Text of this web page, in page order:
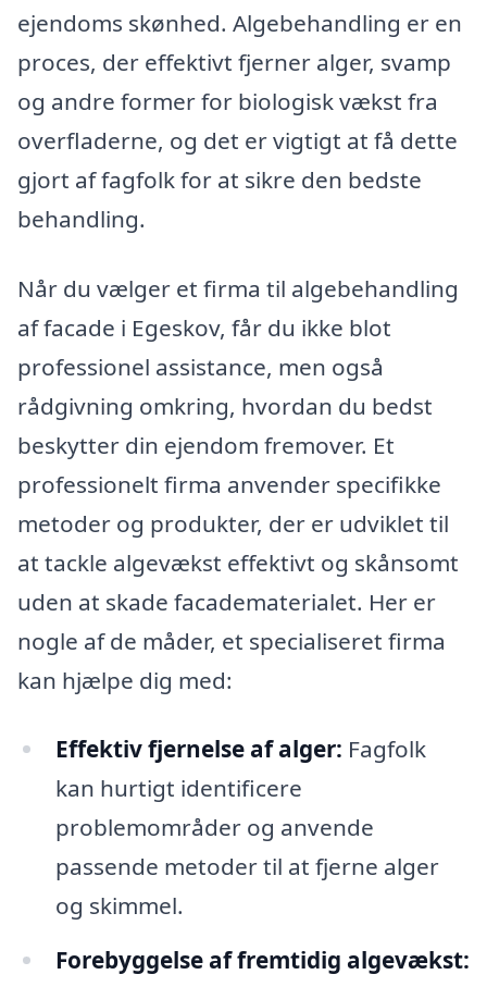
ejendoms skønhed. Algebehandling er en
proces, der effektivt fjerner alger, svamp
og andre former for biologisk vækst fra
overfladerne, og det er vigtigt at få dette
gjort af fagfolk for at sikre den bedste
behandling.
Når du vælger et firma til algebehandling
af facade i Egeskov, får du ikke blot
professionel assistance, men også
rådgivning omkring, hvordan du bedst
beskytter din ejendom fremover. Et
professionelt firma anvender specifikke
metoder og produkter, der er udviklet til
at tackle algevækst effektivt og skånsomt
uden at skade facadematerialet. Her er
nogle af de måder, et specialiseret firma
kan hjælpe dig med:
Effektiv fjernelse af alger: Fagfolk
kan hurtigt identificere
problemområder og anvende
passende metoder til at fjerne alger
og skimmel.
Forebyggelse af fremtidig algevækst: